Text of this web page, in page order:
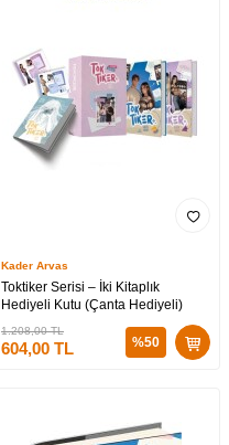
Kader Arvas
Toktiker Serisi – İki Kitaplık
Hediyeli Kutu (Çanta Hediyeli)
1.208,00TL
604,00 TL %50